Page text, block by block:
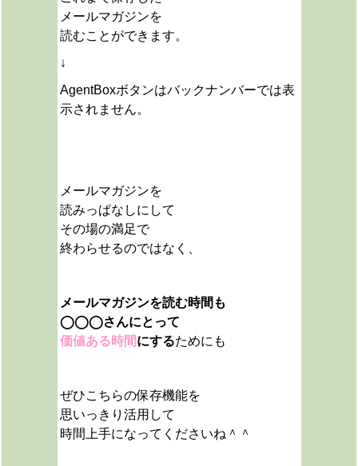
メールマガジンを
読むことができます。
↓
AgentBoxボタンはバックナンバーでは表
示されません。
メールマガジンを
読みっぱなしにして
その場の満足で
終わらせるのではなく、
メールマガジンを読む時間も
◯◯◯さんにとって
価値ある時間にするためにも
ぜひこちらの保存機能を
思いっきり活用して
時間上手になってくださいね＾＾